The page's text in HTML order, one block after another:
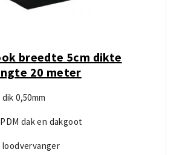
breedte 5cm dikte
20 meter
0,50mm
dak en dakgoot